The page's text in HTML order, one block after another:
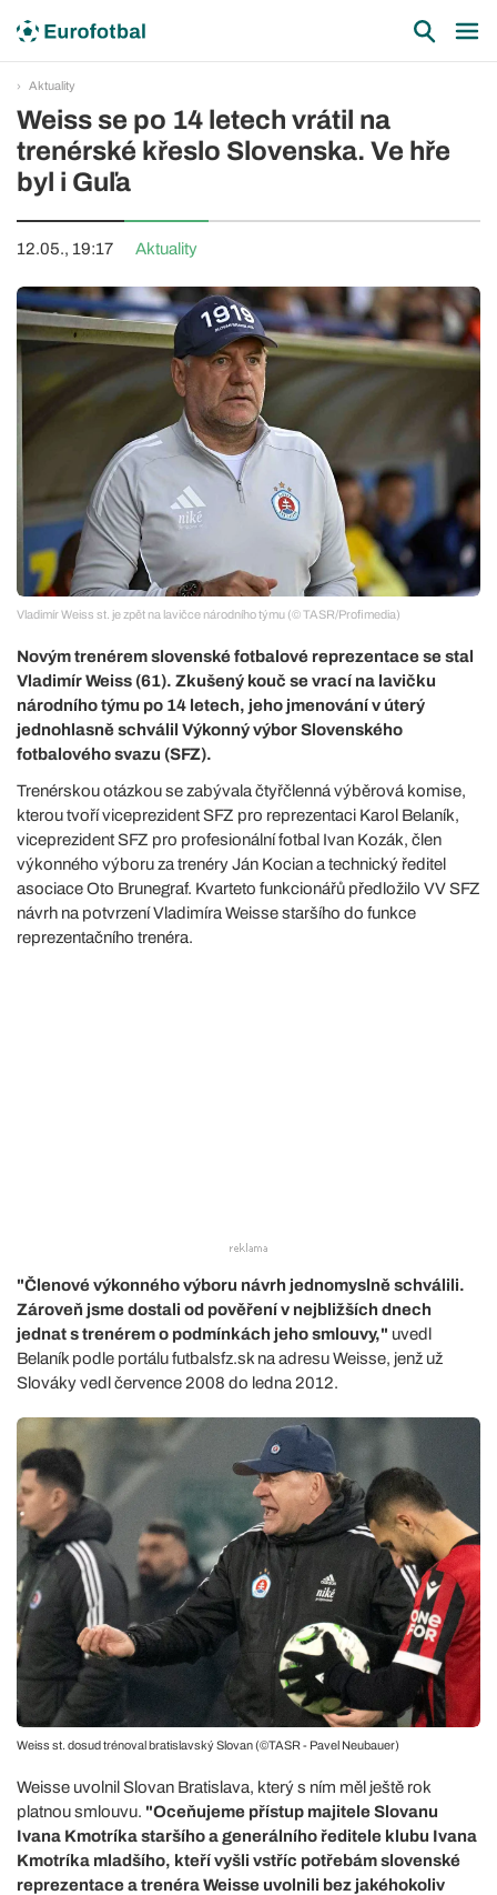
Aktuality
Weiss se po 14 letech vrátil na
trenérské křeslo Slovenska. Ve hře
byl i Guľa
12.05., 19:17 Aktuality
Vladimír Weiss st. je zpět na lavičce národního týmu (© TASR/Profimedia)
Novým trenérem slovenské fotbalové reprezentace se stal
Vladimír Weiss (61). Zkušený kouč se vrací na lavičku
národního týmu po 14 letech, jeho jmenování v úterý
jednohlasně schválil Výkonný výbor Slovenského
fotbalového svazu (SFZ).
Trenérskou otázkou se zabývala čtyřčlenná výběrová komise,
kterou tvoří viceprezident SFZ pro reprezentaci Karol Belaník,
viceprezident SFZ pro profesionální fotbal Ivan Kozák, člen
výkonného výboru za trenéry Ján Kocian a technický ředitel
asociace Oto Brunegraf. Kvarteto funkcionářů předložilo VV SFZ
návrh na potvrzení Vladimíra Weisse staršího do funkce
reprezentačního trenéra.
"Členové výkonného výboru návrh jednomyslně schválili.
Zároveň jsme dostali od pověření v nejbližších dnech
jednat s trenérem o podmínkách jeho smlouvy," uvedl
Belaník podle portálu futbalsfz.sk na adresu Weisse, jenž už
Slováky vedl července 2008 do ledna 2012.
Weiss st. dosud trénoval bratislavský Slovan (©TASR - Pavel Neubauer)
Weisse uvolnil Slovan Bratislava, který s ním měl ještě rok
platnou smlouvu. "Oceňujeme přístup majitele Slovanu
Ivana Kmotríka staršího a generálního ředitele klubu Ivana
Kmotríka mladšího, kteří vyšli vstříc potřebám slovenské
reprezentace a trenéra Weisse uvolnili bez jakéhokoliv